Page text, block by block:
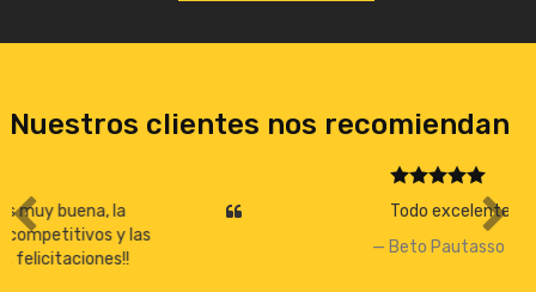
Nuestros clientes nos recomiendan
Todo excelente!